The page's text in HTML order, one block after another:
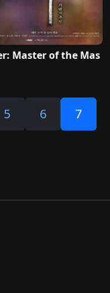
Master of the Mas
5 6
7